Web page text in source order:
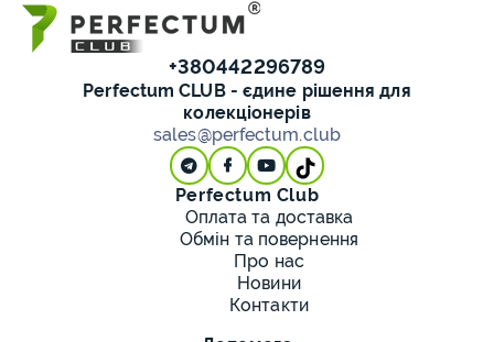
аромат історії, естетику епохи, культуру догляду
за собою. Колекціонування старовинної
парфумерії поєднує любов до ароматів,
захоплення дизайном упаковки, інтерес до історії
індустрії краси.
Старовинні парфуми та
колекційні флакони різних
Старовинні парфуми класифікуються за періодом
випуску та парфумерними будинками:
Дореволюційна російська парфумерія -
+380442296789
Perfectum CLUB - єдине рішення для
колекціонерів
sales@perfectum.club
Perfectum Club
Оплата та доставка
Обмін та повернення
Про нас
Новини
Контакти